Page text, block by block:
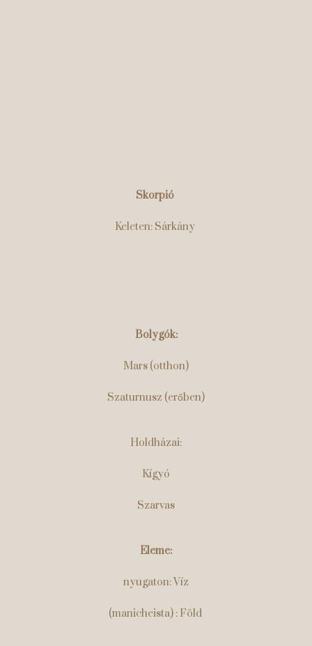
Skorpió
Keleten: Sárkány
Bolygók:
Mars (otthon)
Szaturnusz (erőben)
Holdházai:
Kígyó
Szarvas
Eleme:
nyugaton: Víz
(manicheista) : Föld